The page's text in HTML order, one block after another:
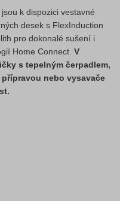
k dispozici vestavné
desek s FlexInduction
pro dokonalé sušení i
Home Connect. V
s tepelným čerpadlem,
nebo vysavače